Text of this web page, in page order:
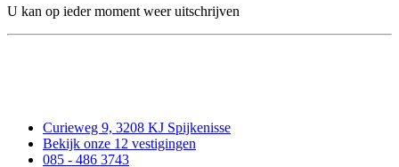
U kan op ieder moment weer uitschrijven
Curieweg 9, 3208 KJ Spijkenisse
Bekijk onze 12 vestigingen
085 - 486 3743